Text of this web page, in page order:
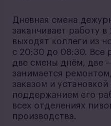
Дневная смена
заканчивает работу
выходят коллеги из
с 20:30 до 08:30. Все
две смены днём, две
занимается
заказом и
поддержанием его
всех отделениях
производства.